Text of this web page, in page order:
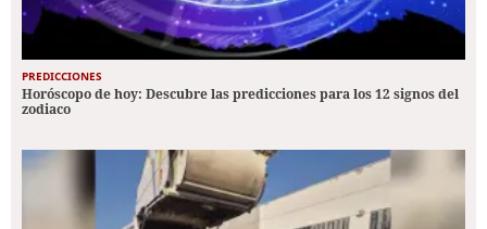
PREDICCIONES
Horóscopo de hoy: Descubre las predicciones para los 12 signos del
zodiaco